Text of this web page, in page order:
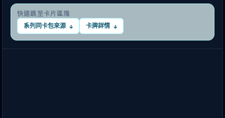
快速跳至卡片區塊
系列同卡包來源 ↓ 卡牌詳情 ↓